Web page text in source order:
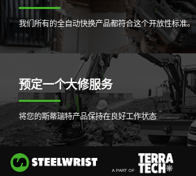
我们所有的全自动快换产品都符合这个开放性标准。
预定一个大修服务
将您的斯蒂瑞特产品保持在良好工作状态